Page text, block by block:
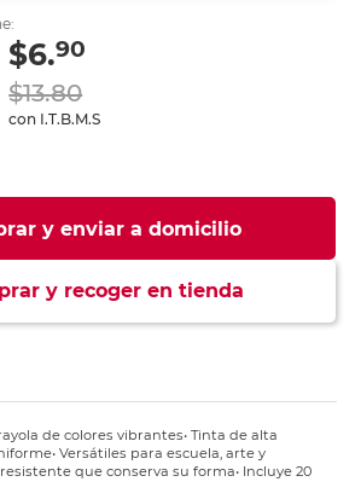
$6.90
$13.80
con I.T.B.M.S
y enviar a domicilio
y recoger en tienda
de colores vibrantes• Tinta de alta
Versátiles para escuela, arte y
que conserva su forma• Incluye 20